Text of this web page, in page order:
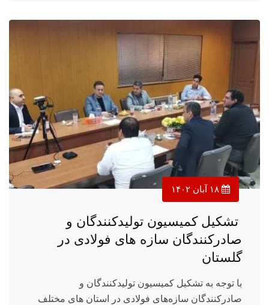
تشکیل کمیسیون تولیدکنندگان و
صادرکنندگان سازه های فولادی در
گلستان
با توجه به تشکیل کمیسیون تولیدکنندگان و
صادرکنندگان سازه‌های فولادی در استان های مختلف